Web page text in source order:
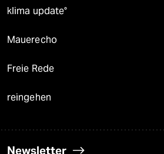
klima update°
Mauerecho
Freie Rede
reingehen
Newsletter